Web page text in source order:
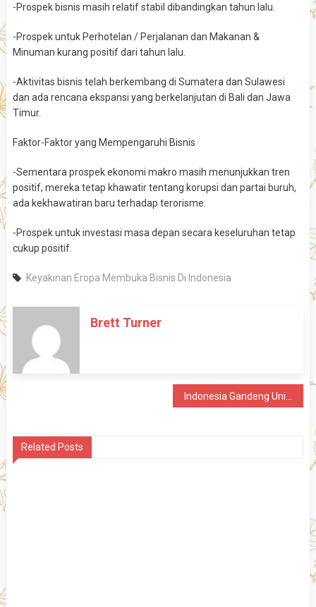
-Prospek bisnis masih relatif stabil dibandingkan tahun lalu.
-Prospek untuk Perhotelan / Perjalanan dan Makanan &
Minuman kurang positif dari tahun lalu.
-Aktivitas bisnis telah berkembang di Sumatera dan Sulawesi
dan ada rencana ekspansi yang berkelanjutan di Bali dan Jawa
Timur.
Faktor-Faktor yang Mempengaruhi Bisnis
-Sementara prospek ekonomi makro masih menunjukkan tren
positif, mereka tetap khawatir tentang korupsi dan partai buruh,
ada kekhawatiran baru terhadap terorisme.
-Prospek untuk investasi masa depan secara keseluruhan tetap
cukup positif.
Keyakinan Eropa Membuka Bisnis Di Indonesia
Brett Turner
Related Posts